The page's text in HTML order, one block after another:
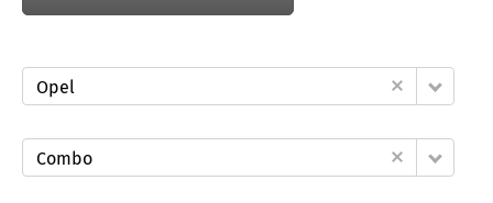
Opel
Combo